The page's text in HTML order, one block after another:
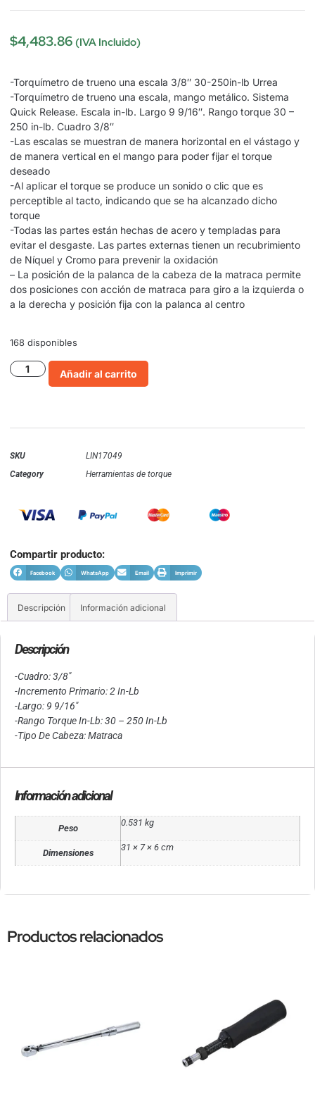
$4,483.86 (IVA Incluido)
-Torquímetro de trueno una escala 3/8″ 30-250in-lb Urrea
-Torquímetro de trueno una escala, mango metálico. Sistema
Quick Release. Escala in-lb. Largo 9 9/16″. Rango torque 30 –
250 in-lb. Cuadro 3/8″
-Las escalas se muestran de manera horizontal en el vástago y
de manera vertical en el mango para poder fijar el torque
deseado
-Al aplicar el torque se produce un sonido o clic que es
perceptible al tacto, indicando que se ha alcanzado dicho
torque
-Todas las partes están hechas de acero y templadas para
evitar el desgaste. Las partes externas tienen un recubrimiento
de Níquel y Cromo para prevenir la oxidación
– La posición de la palanca de la cabeza de la matraca permite
dos posiciones con acción de matraca para giro a la izquierda o
a la derecha y posición fija con la palanca al centro
168 disponibles
Añadir al carrito
SKU
LIN17049
Category
Herramientas de torque
Compartir producto:
Facebook WhatsApp Email Imprimir
Descripción Información adicional
Descripción
-Cuadro: 3/8″
-Incremento Primario: 2 In-Lb
-Largo: 9 9/16″
-Rango Torque In-Lb: 30 – 250 In-Lb
-Tipo De Cabeza: Matraca
Información adicional
Peso
0.531 kg
Dimensiones
31 × 7 × 6 cm
Productos relacionados